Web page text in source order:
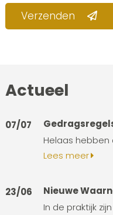
Verzenden
Actueel
07/07
Helaas hebben
Lees meer
23/06
Nieuwe
In de praktijk